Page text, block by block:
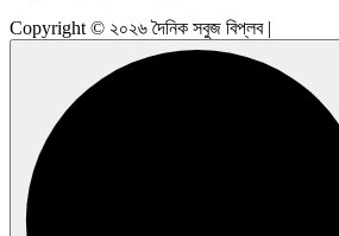
Copyright © ২০২৬ দৈনিক সবুজ বিপ্লব |